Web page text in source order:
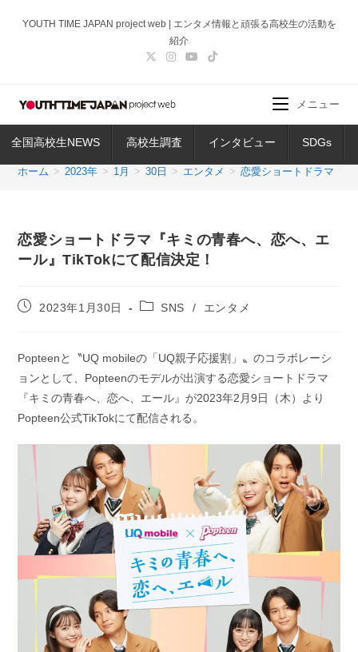
ス
ッ
YOUTH TIME JAPAN project web | エンタメ情報と頑張る高校生の活動を
紹介
全国高校生NEWS 高校生調査 インタビュー SDGs
メニュー
ホーム > 2023年 > 1月 > 30日 > エンタメ > 恋愛ショートドラマ『
恋愛ショートドラマ『キミの青春へ、恋へ、エ
ール』TikTokにて配信決定！
投
日:
2023年1月30日
投
ゴ
リ
ー:
SNS / エンタメ
Popteenと〝UQ mobileの「UQ親子応援割」〟のコラボレーシ
ョンとして、Popteenのモデルが出演する恋愛ショートドラマ
『キミの青春へ、恋へ、エール』が2023年2月9日（木）より
Popteen公式TikTokにて配信される。